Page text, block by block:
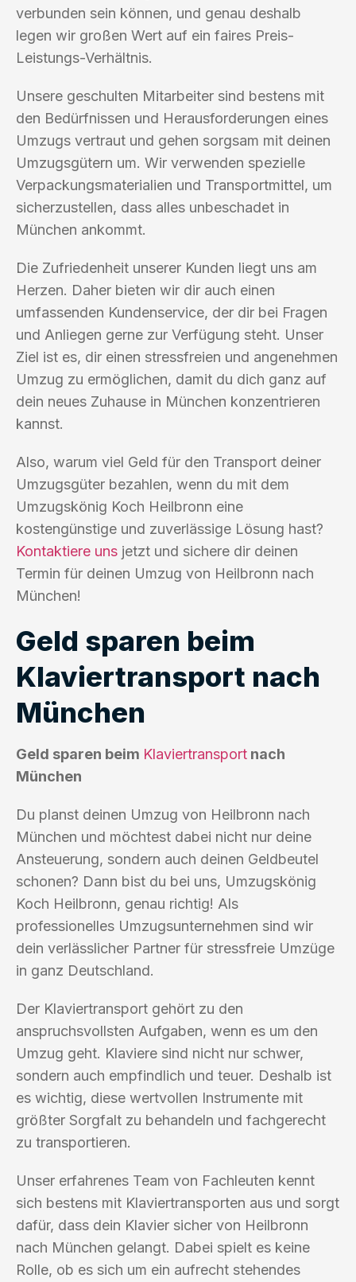
verbunden sein können, und genau deshalb
legen wir großen Wert auf ein faires Preis-
Leistungs-Verhältnis.
Unsere geschulten Mitarbeiter sind bestens mit
den Bedürfnissen und Herausforderungen eines
Umzugs vertraut und gehen sorgsam mit deinen
Umzugsgütern um. Wir verwenden spezielle
Verpackungsmaterialien und Transportmittel, um
sicherzustellen, dass alles unbeschadet in
München ankommt.
Die Zufriedenheit unserer Kunden liegt uns am
Herzen. Daher bieten wir dir auch einen
umfassenden Kundenservice, der dir bei Fragen
und Anliegen gerne zur Verfügung steht. Unser
Ziel ist es, dir einen stressfreien und angenehmen
Umzug zu ermöglichen, damit du dich ganz auf
dein neues Zuhause in München konzentrieren
kannst.
Also, warum viel Geld für den Transport deiner
Umzugsgüter bezahlen, wenn du mit dem
Umzugskönig Koch Heilbronn eine
kostengünstige und zuverlässige Lösung hast?
Kontaktiere uns jetzt und sichere dir deinen
Termin für deinen Umzug von Heilbronn nach
München!
Geld sparen beim
Klaviertransport nach
München
Geld sparen beim Klaviertransport nach
München
Du planst deinen Umzug von Heilbronn nach
München und möchtest dabei nicht nur deine
Ansteuerung, sondern auch deinen Geldbeutel
schonen? Dann bist du bei uns, Umzugskönig
Koch Heilbronn, genau richtig! Als
professionelles Umzugsunternehmen sind wir
dein verlässlicher Partner für stressfreie Umzüge
in ganz Deutschland.
Der Klaviertransport gehört zu den
anspruchsvollsten Aufgaben, wenn es um den
Umzug geht. Klaviere sind nicht nur schwer,
sondern auch empfindlich und teuer. Deshalb ist
es wichtig, diese wertvollen Instrumente mit
größter Sorgfalt zu behandeln und fachgerecht
zu transportieren.
Unser erfahrenes Team von Fachleuten kennt
sich bestens mit Klaviertransporten aus und sorgt
dafür, dass dein Klavier sicher von Heilbronn
nach München gelangt. Dabei spielt es keine
Rolle, ob es sich um ein aufrecht stehendes